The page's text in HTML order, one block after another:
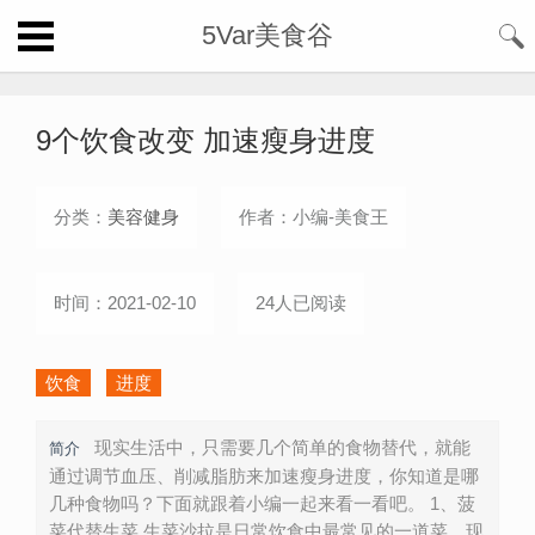
5Var美食谷
9个饮食改变 加速瘦身进度
分类： 美容健身 作者：小编-美食王
时间：2021-02-10 24人已阅读
饮食 进度
简介
现实生活中，只需要几个简单的食物替代，就能
通过调节血压、削减脂肪来加速瘦身进度，你知道是哪
几种食物吗？下面就跟着小编一起来看一看吧。 1、菠
菜代替生菜 生菜沙拉是日常饮食中最常见的一道菜，现